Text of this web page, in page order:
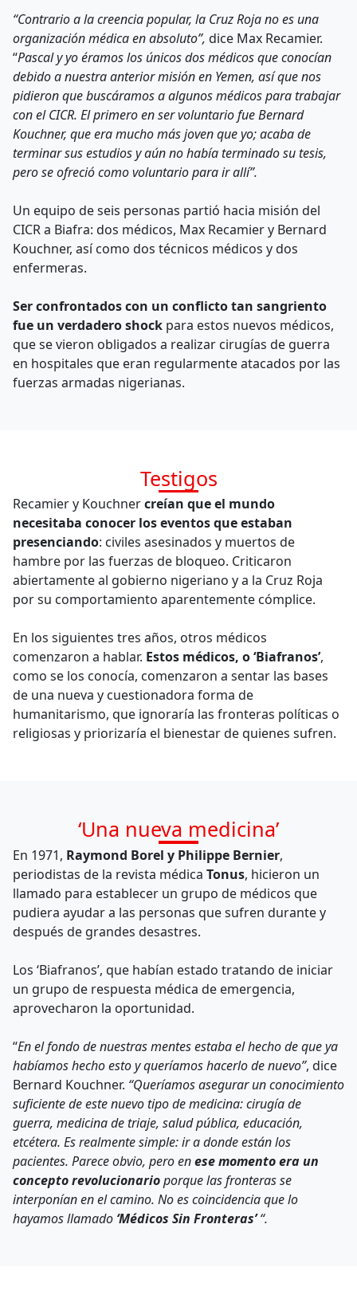
“Contrario a la creencia popular, la Cruz Roja no es una
organización médica en absoluto”, dice Max Recamier.
“Pascal y yo éramos los únicos dos médicos que conocían
debido a nuestra anterior misión en Yemen, así que nos
pidieron que buscáramos a algunos médicos para trabajar
con el CICR. El primero en ser voluntario fue Bernard
Kouchner, que era mucho más joven que yo; acaba de
terminar sus estudios y aún no había terminado su tesis,
pero se ofreció como voluntario para ir allí”.
Un equipo de seis personas partió hacia misión del
CICR a Biafra: dos médicos, Max Recamier y Bernard
Kouchner, así como dos técnicos médicos y dos
enfermeras.
Ser confrontados con un conflicto tan sangriento
fue un verdadero shock para estos nuevos médicos,
que se vieron obligados a realizar cirugías de guerra
en hospitales que eran regularmente atacados por las
fuerzas armadas nigerianas.
Testigos
Recamier y Kouchnercreían que el mundo
necesitaba conocer los eventos que estaban
presenciando: civiles asesinados y muertos de
hambre por las fuerzas de bloqueo. Criticaron
abiertamente al gobierno nigeriano y a la Cruz Roja
por su comportamiento aparentemente cómplice.
En los siguientes tres años, otros médicos
comenzaron a hablar. Estos médicos, o ‘Biafranos’,
como se los conocía, comenzaron a sentar las bases
de una nueva y cuestionadora forma de
humanitarismo, que ignoraría las fronteras políticas o
religiosas y priorizaría el bienestar de quienes sufren.
‘Una nueva medicina’
En 1971, Raymond Borel y Philippe Bernier,
periodistas de la revista médica Tonus, hicieron un
llamado para establecer un grupo de médicos que
pudiera ayudar a las personas que sufren durante y
después de grandes desastres.
Los ‘Biafranos’, que habían estado tratando de iniciar
un grupo de respuesta médica de emergencia,
aprovecharon la oportunidad.
“En el fondo de nuestras mentes estaba el hecho de que ya
habíamos hecho esto y queríamos hacerlo de nuevo”, dice
Bernard Kouchner. “Queríamos asegurar un conocimiento
suficiente de este nuevo tipo de medicina: cirugía de
guerra, medicina de triaje, salud pública, educación,
etcétera. Es realmente simple: ir a donde están los
pacientes. Parece obvio, pero enese momento era un
concepto revolucionarioporque las fronteras se
interponían en el camino. No es coincidencia que lo
hayamos llamado ‘Médicos Sin Fronteras’“.